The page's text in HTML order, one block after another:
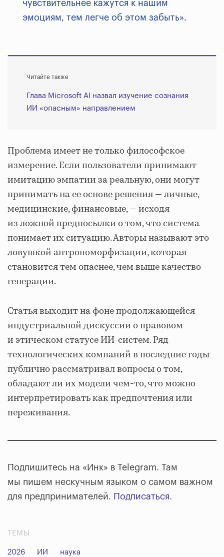
чувствительнее кажутся к нашим
эмоциям, тем легче об этом забыть».
Читайте также
Глава Microsoft AI назвал изучение сознания
ИИ «опасным» направлением
Проблема имеет не только философское
измерение. Если пользователи принимают
имитацию эмпатии за реальную, они могут
принимать на ее основе решения — личные,
медицинские, финансовые, — исходя
из ложной предпосылки о том, что система
понимает их ситуацию. Авторы называют это
ловушкой антропоморфизации, которая
становится тем опаснее, чем выше качество
генерации.
Статья выходит на фоне продолжающейся
индустриальной дискуссии о правовом
и этическом статусе ИИ-систем. Ряд
технологических компаний в последние годы
публично рассматривал вопросы о том,
обладают ли их модели чем-то, что можно
интерпретировать как предпочтения или
переживания.
Подпишитесь на «Инк» в Telegram. Там
мы пишем нескучным языком о самом важном
для предпринимателей. Подписаться.
ТЕМЫ
2026 ИИ наука